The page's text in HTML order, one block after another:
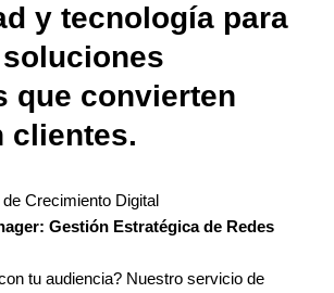
y tecnología para
que convierten
clientes.
Crecimiento Digital
Gestión Estratégica de Redes
tu audiencia? Nuestro servicio de